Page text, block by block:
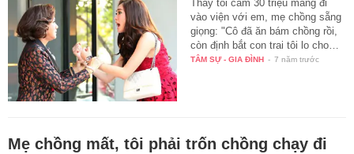
Thấy tôi cầm 30 triệu mang đi
vào viện với em, mẹ chồng sẵng
giọng: "Cô đã ăn bám chồng rồi,
còn định bắt con trai tôi lo cho…
TÂM SỰ - GIA ĐÌNH - 7 năm trước
Mẹ chồng mất, tôi phải trốn chồng chạy đi